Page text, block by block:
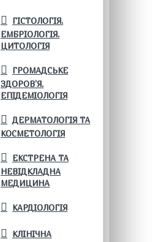
ГІСТОЛОГІЯ.
ЕМБРІОЛОГІЯ.
ЦИТОЛОГІЯ
ГРОМАДСЬКЕ
ЗДОРОВ’Я.
ЕПІДЕМІОЛОГІЯ
ДЕРМАТОЛОГІЯ ТА
КОСМЕТОЛОГІЯ
ЕКСТРЕНА ТА
НЕВІДКЛАДНА
МЕДИЦИНА
КАРДІОЛОГІЯ
КЛІНІЧНА